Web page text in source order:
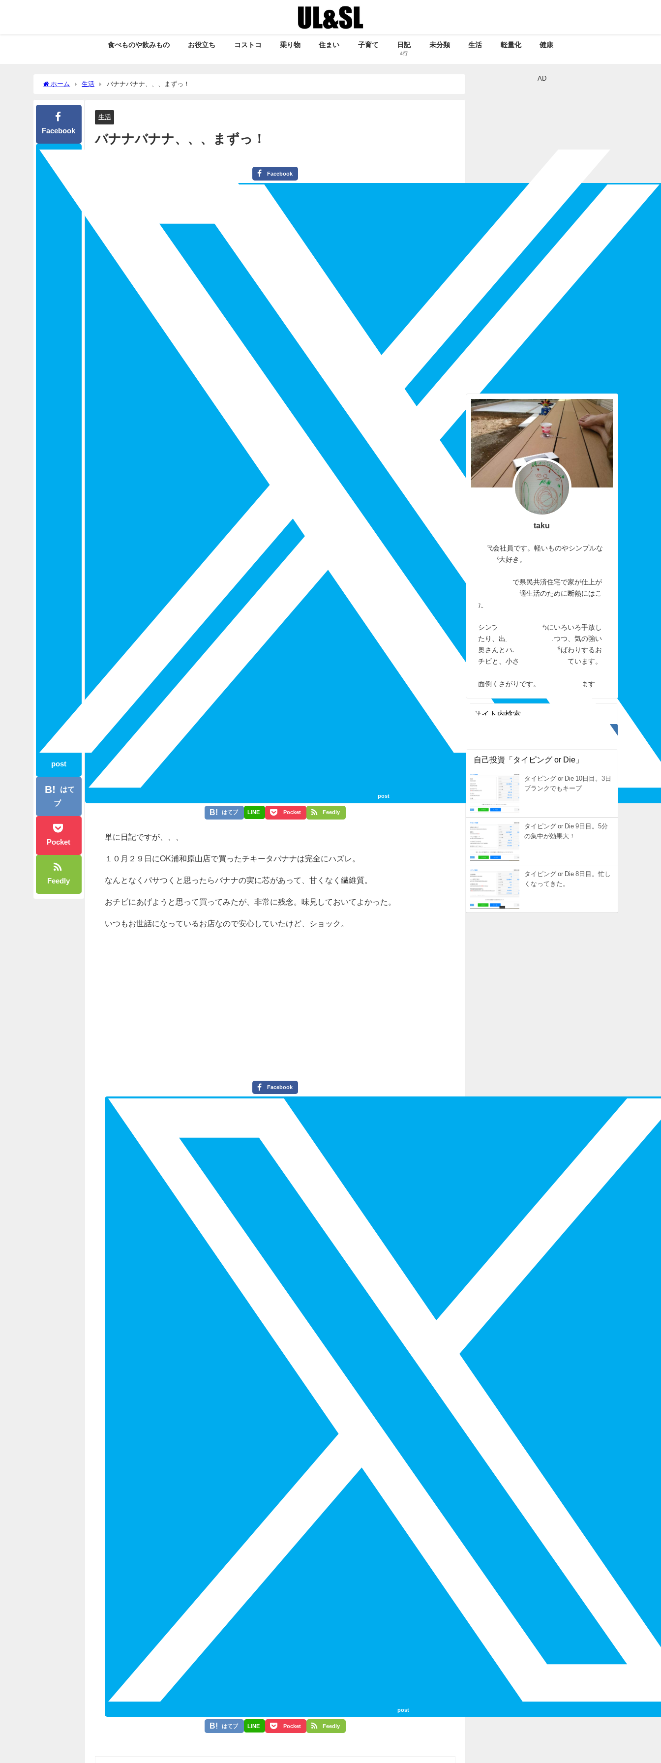
食べものや飲みもの お役立ち コストコ 乗り物 住まい 子育て 日記
4行
未分類 生活 軽量化 健康
ホーム 生活 バナナバナナ、、、まずっ！
Facebook
post
はて
ブ
Pocket
Feedly
生活
バナナバナナ、、、まずっ！
Facebook
post
はてブ LINE Pocket Feedly
単に日記ですが、、、
１０月２９日にOK浦和原山店で買ったチキータバナナは完全にハズレ。
なんとなくパサつくと思ったらバナナの実に芯があって、甘くなく繊維質。
おチビにあげようと思って買ってみたが、非常に残念。味見しておいてよかった。
いつもお世話になっているお店なので安心していたけど、ショック。
Facebook
post
はてブ LINE Pocket Feedly
AD
taku
40代会社員です。軽いものやシンプルな
ものが大好き。
おかげさまで県民共済住宅で家が仕上が
りました。快適生活のために断熱にはこ
だわりました。
シンプルに暮らすためにいろいろ手放し
たり、出来なかったりしつつ、気の強い
奥さんとパパを「アレ」呼ばわりするお
チビと、小さく楽しく暮らしています。
面倒くさがりです。すぐ手を抜きます
サイト内検索
自己投資「タイピング or Die」
タイピング or Die 10日目。3日
ブランクでもキープ
タイピング or Die 9日目。5分
の集中が効果大！
タイピング or Die 8日目。忙し
くなってきた。